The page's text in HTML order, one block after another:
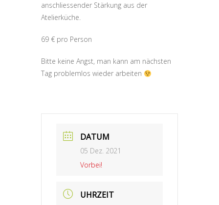
anschliessender Stärkung aus der
Atelierküche.
69 € pro Person
Bitte keine Angst, man kann am nächsten
Tag problemlos wieder arbeiten
DATUM
05 Dez. 2021
Vorbei!
UHRZEIT